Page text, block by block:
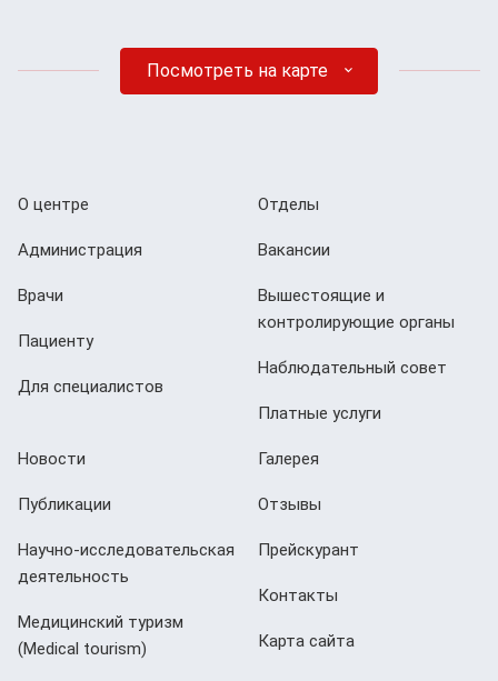
Посмотреть на карте
О центре
Администрация
Врачи
Пациенту
Для специалистов
Отделы
Вакансии
Вышестоящие и
контролирующие органы
Наблюдательный совет
Платные услуги
Новости
Публикации
Научно-исследовательская
деятельность
Медицинский туризм
(Мedical tourism)
Галерея
Отзывы
Прейскурант
Контакты
Карта сайта